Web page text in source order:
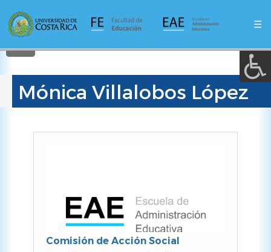
contenido
principal
☰
Mónica Villalobos López
Comisión de Acción Social